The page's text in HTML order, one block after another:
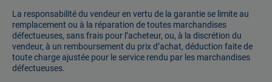
La responsabilité du vendeur en vertu de la garantie se limite au
remplacement ou à la réparation de toutes marchandises
défectueuses, sans frais pour l’acheteur, ou, à la discrétion du
vendeur, à un remboursement du prix d’achat, déduction faite de
toute charge ajustée pour le service rendu par les marchandises
défectueuses.